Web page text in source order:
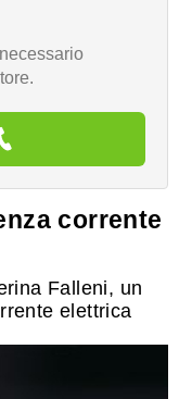
corrente
Falleni, un
elettrica